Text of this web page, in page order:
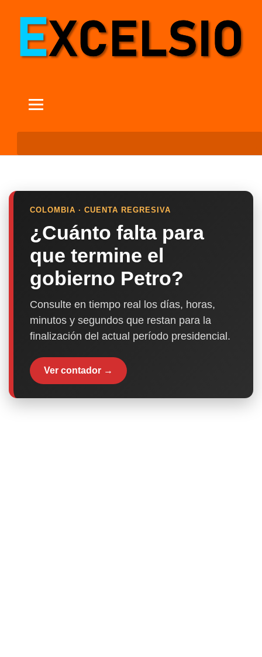
COLOMBIA · CUENTA REGRESIVA
¿Cuánto falta para
que termine el
gobierno Petro?
Consulte en tiempo real los días, horas,
minutos y segundos que restan para la
finalización del actual período presidencial.
Ver contador →